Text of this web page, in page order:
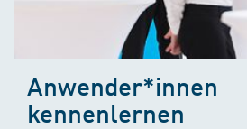
Anwender*innen
kennenlernen